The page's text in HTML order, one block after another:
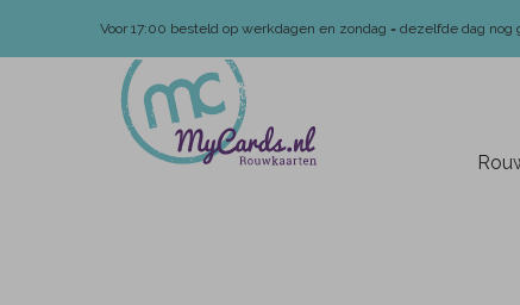
Voor 17:00 besteld op werkdagen en zondag = dezelfde dag nog